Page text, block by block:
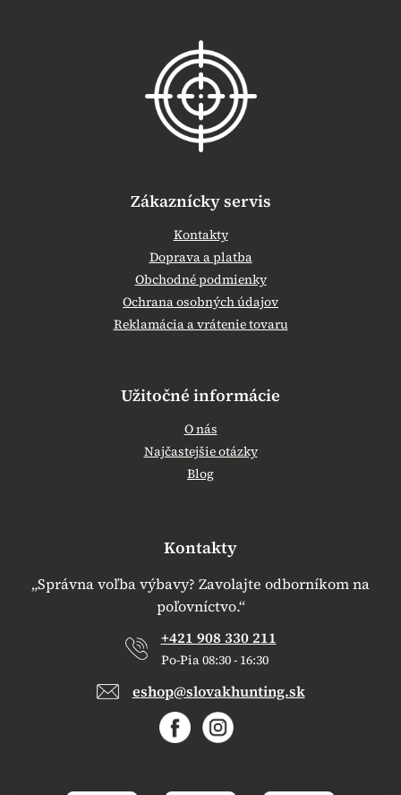
Zákaznícky servis
Kontakty
Doprava a platba
Obchodné podmienky
Ochrana osobných údajov
Reklamácia a vrátenie tovaru
Užitočné informácie
O nás
Najčastejšie otázky
Blog
Kontakty
„Správna voľba výbavy? Zavolajte odborníkom na
poľovníctvo.“
+421 908 330 211
Po-Pia 08:30 - 16:30
eshop@slovakhunting.sk